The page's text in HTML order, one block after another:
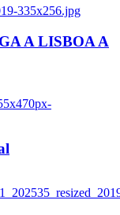
335x256.jpg
A LISBOA A